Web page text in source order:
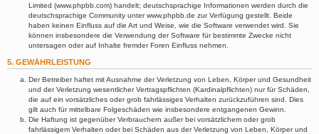
Limited (www.phpbb.com) handelt; deutschsprachige Informationen werden durch die
deutschsprachige Community unter www.phpbb.de zur Verfügung gestellt. Beide
haben keinen Einfluss auf die Art und Weise, wie die Software verwendet wird. Sie
können insbesondere die Verwendung der Software für bestimmte Zwecke nicht
untersagen oder auf Inhalte fremder Foren Einfluss nehmen.
5. GEWÄHRLEISTUNG
Der Betreiber haftet mit Ausnahme der Verletzung von Leben, Körper und Gesundheit
und der Verletzung wesentlicher Vertragspflichten (Kardinalpflichten) nur für Schäden,
die auf ein vorsätzliches oder grob fahrlässiges Verhalten zurückzuführen sind. Dies
gilt auch für mittelbare Folgeschäden wie insbesondere entgangenen Gewinn.
Die Haftung ist gegenüber Verbrauchern außer bei vorsätzlichem oder grob
fahrlässigem Verhalten oder bei Schäden aus der Verletzung von Leben, Körper und